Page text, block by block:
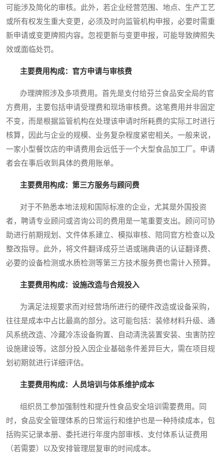
可能涉及简化的审核。此外，若企业经营范围、地点、生产工艺
或所有权发生重大变更，必须及时向监管机构申报，必要时需重
新申请或变更牌照内容。忽视更新与变更申报，可能导致牌照失
效或面临处罚。
主要费用构成：官方申请与审核费
办理牌照涉及多项费用。首先是支付给芬兰食品安全局的官
方费用，主要包括申请受理费和现场审核费。这笔费用并非固定
不变，而是根据监管机构在处理该申请时所耗费的实际工时进行
核算，因此与企业的规模、业务复杂程度紧密相关。一般来说，
一家小型餐饮店的申请费用会远低于一个大型食品加工厂。申请
者会在事后收到具体的费用账单。
主要费用构成：第三方服务与顾问费
对于不熟悉本地法规和国际标准的企业，尤其是外国投资
者，聘请专业顾问或咨询公司的费用是一笔重要支出。顾问可协
助进行前期规划、文件体系建立、模拟审核、陪同官方检查以及
整改指导。此外，将文件翻译成芬兰语或瑞典语的认证翻译费、
必要的设备检测或水质检测等第三方技术服务费也需计入预算。
主要费用构成：设施改造与合规投入
为满足法规要求而对经营场所进行的硬件改造或设备采购，
往往是成本中占比最高的部分。这可能包括：装修材料升级、通
风系统改造、冷藏冷冻设备购置、自动清洗装置安装、虫害防控
设施建设等。这部分投入因企业基础条件差异巨大，需在项目规
划初期就进行详细评估。
主要费用构成：人员培训与体系维护成本
组织员工参加强制性和提升性食品安全培训需要费用。同
时，食品安全管理体系的日常运行和维护也是一种持续成本，包
括购买记录本册、委托进行年度内部审核、支付体系认证费用
（若需要）以及安排管理层复审的时间成本。